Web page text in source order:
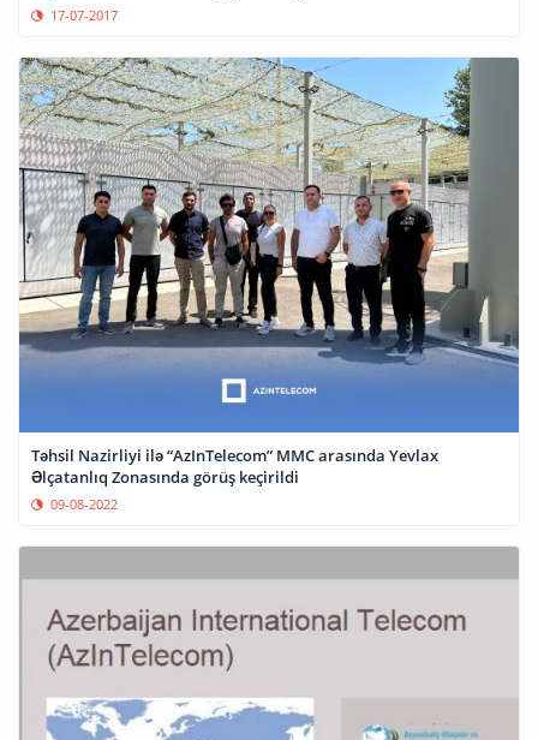
17-07-2017
Təhsil Nazirliyi ilə “AzInTelecom” MMC arasında Yevlax
Əlçatanlıq Zonasında görüş keçirildi
09-08-2022